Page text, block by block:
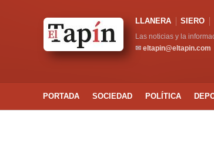
LLANERA SIERO
Las noticias y la
✉ eltapin@eltapin.com
PORTADA SOCIEDAD POLÍTICA